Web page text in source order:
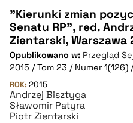
CZYSTY TEKST
pobierz cytat
BIBTEX
"Kierunki zmian
Senatu RP", red.
Zientarski, Warszawa
Opublikowano w: Przegląd
2015 / Tom 23 / Numer 1(126)
ROK: 2015
Andrzej Bisztyga
Sławomir Patyra
Piotr Zientarski